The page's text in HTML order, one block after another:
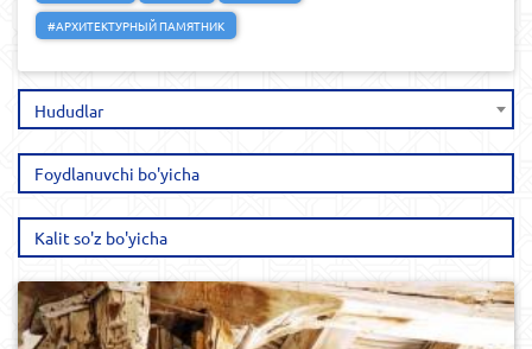
#АРХИТЕКТУРНЫЙ ПАМЯТНИК
Hududlar